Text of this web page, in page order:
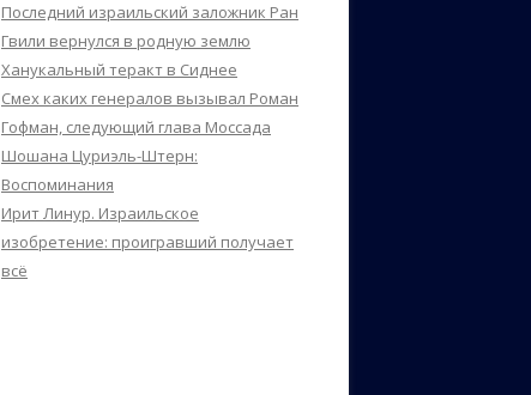
Последний израильский заложник Ран
Гвили вернулся в родную землю
Ханукальный теракт в Сиднее
Смех каких генералов вызывал Роман
Гофман, следующий глава Моссада
Шошана Цуриэль-Штерн:
Воспоминания
Ирит Линур. Израильское
изобретение: проигравший получает
всё